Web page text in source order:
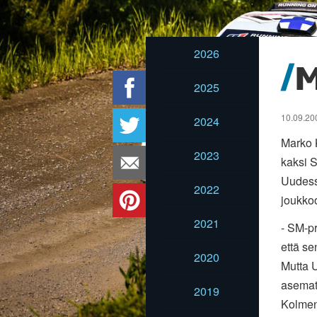
2026
2025
2024
2023
2022
2021
2020
2019
Marko
kaksi
- SM-
että
Mutta